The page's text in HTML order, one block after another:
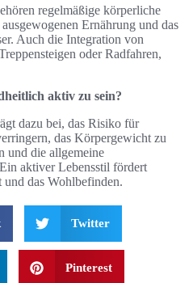
regelmäßige körperliche
Ernährung und das
Auch die Integration von
oder Radfahren,
aktiv zu sein?
dazu bei, das Risiko für
das Körpergewicht zu
und die allgemeine
aktiver Lebensstil fördert
und das Wohlbefinden.
Twitter
Pinterest